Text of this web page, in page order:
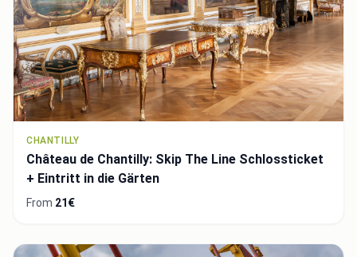
CHANTILLY
Château de Chantilly: Skip The Line Schlossticket
+ Eintritt in die Gärten
From 21€